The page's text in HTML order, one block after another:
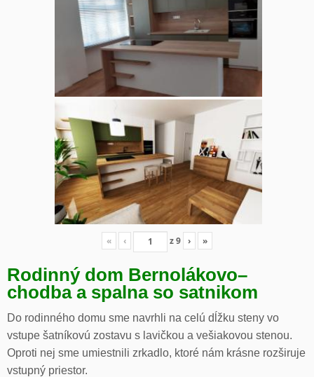
« ‹ z9 › »
Rodinný dom Bernolákovo–
chodba a spalna so satnikom
Do rodinného domu sme navrhli na celú dĺžku steny vo
vstupe šatníkovú zostavu s lavičkou a vešiakovou stenou.
Oproti nej sme umiestnili zrkadlo, ktoré nám krásne rozširuje
vstupný priestor.